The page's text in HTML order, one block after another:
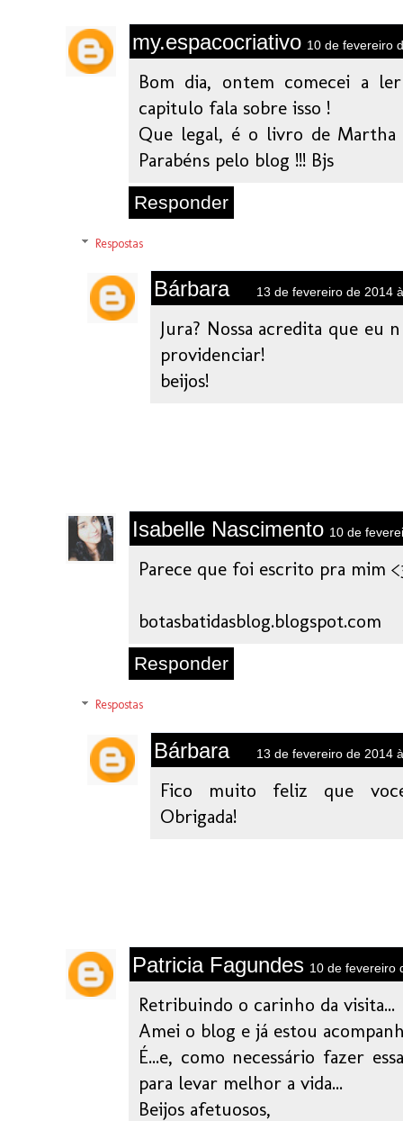
my.espacocriativo 10 de fevereiro
Bom dia, ontem comecei a
capitulo fala sobre isso !
Que legal, é o livro de Martha
Parabéns pelo blog !!! Bjs
Responder
Respostas
Bárbara 13 de fevereiro de 2014
Jura? Nossa acredita que eu
providenciar!
beijos!
Isabelle Nascimento 10 de
Parece que foi escrito pra mim
botasbatidasblog.blogspot.com
Responder
Respostas
Bárbara 13 de fevereiro de 2014
Fico muito feliz que
Obrigada!
Patricia Fagundes 10 de fevereiro
Retribuindo o carinho da visita...
Amei o blog e já estou
É...e, como necessário fazer
para levar melhor a vida...
Beijos afetuosos,